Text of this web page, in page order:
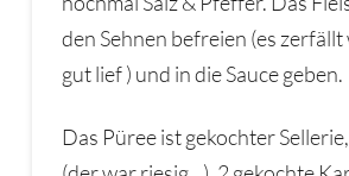
den Sehnen befreien (es zerfällt
gut lief ) und in die Sauce geben.
Das Püree ist gekochter